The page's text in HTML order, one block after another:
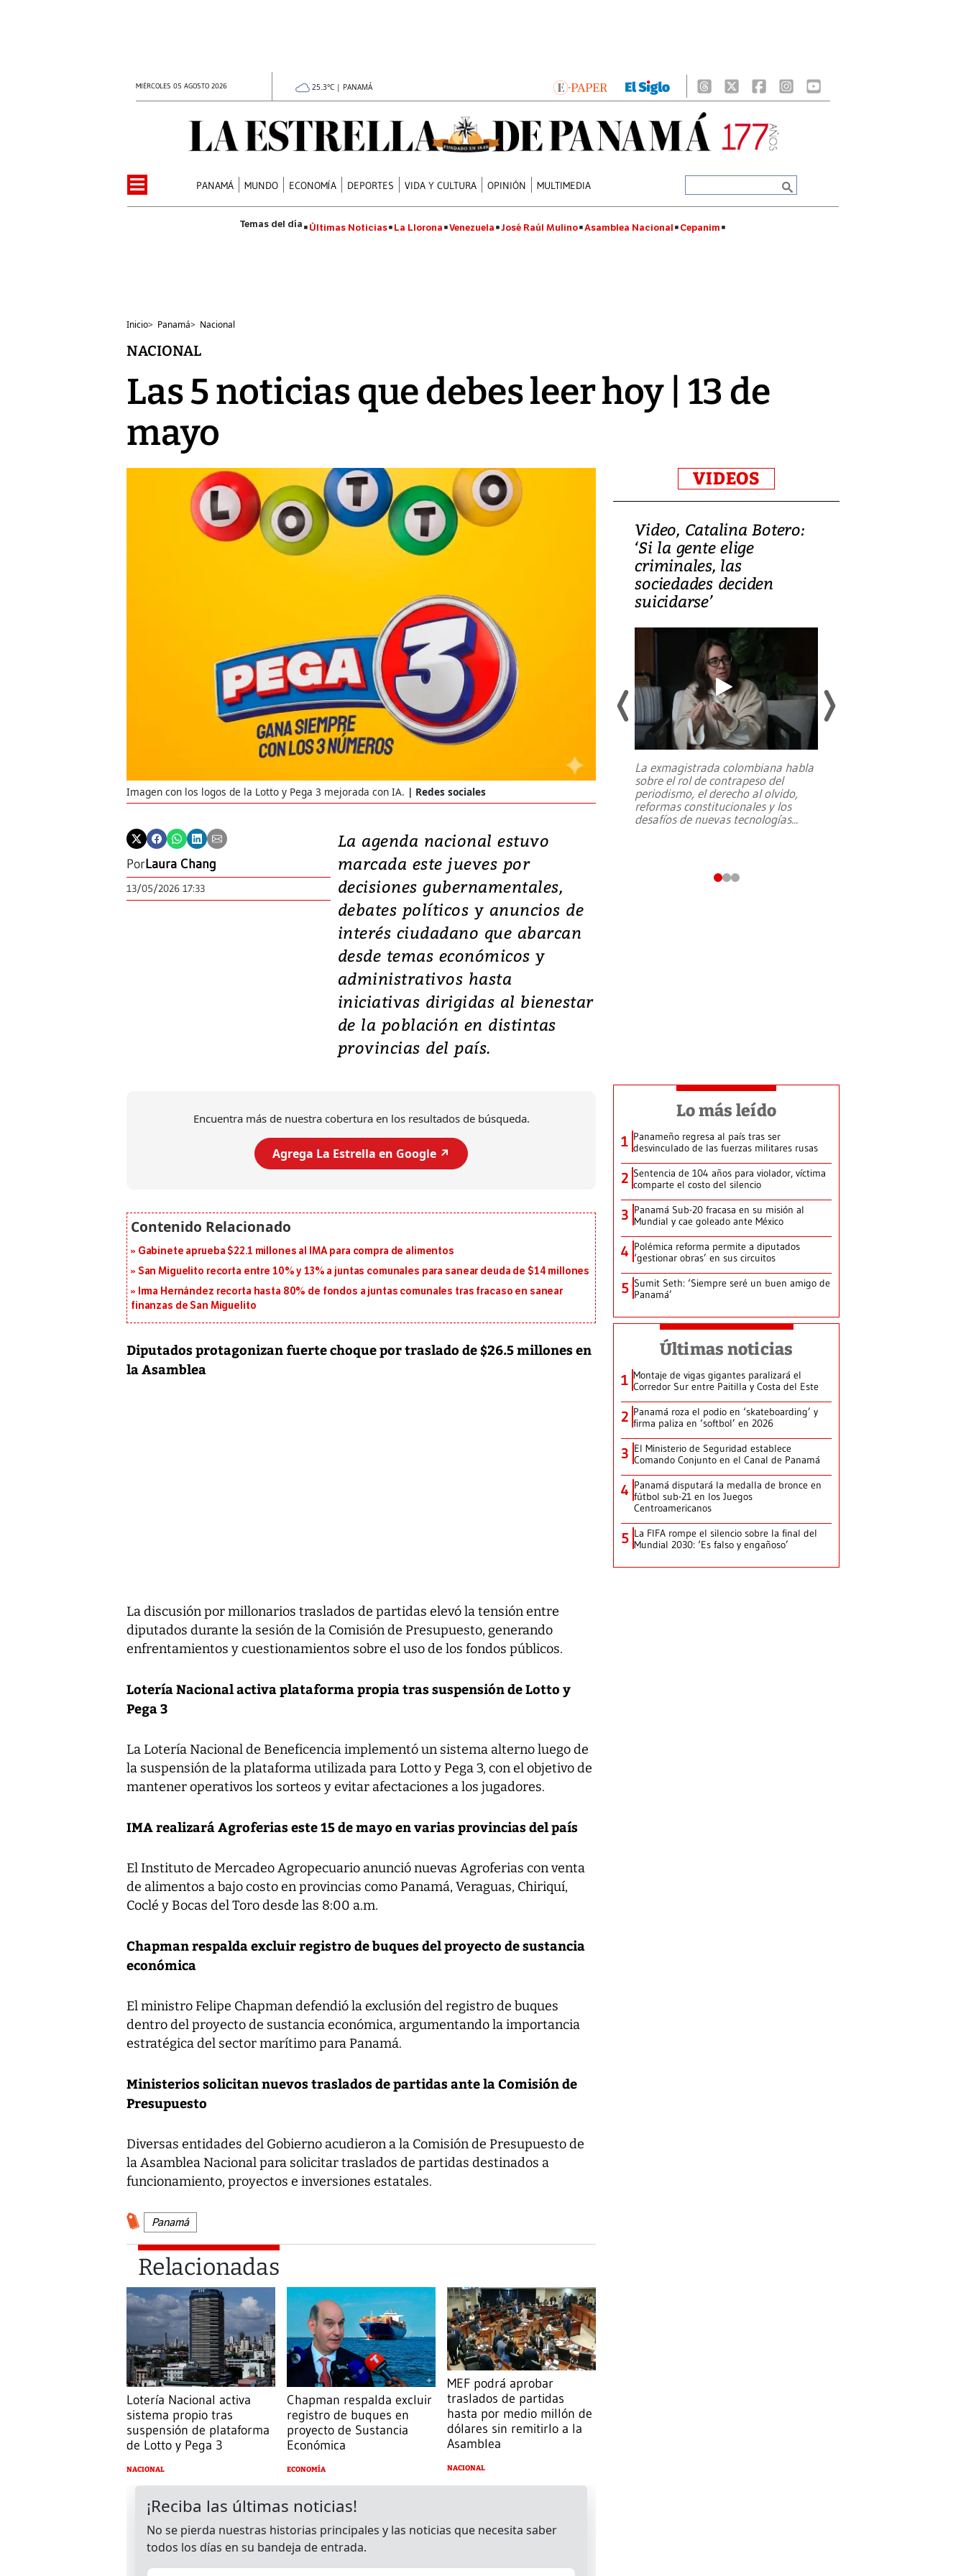
MIÉRCOLES 05 AGOSTO 2026 25.3°C | PANAMÁ
PANAMÁ MUNDO ECONOMÍA DEPORTES VIDA Y CULTURA OPINIÓN MULTIMEDIA
Últimas Noticias La Llorona Venezuela José Raúl Mulino Asamblea Nacional Cepanim
Inicio> Panamá> Nacional
NACIONAL
Las 5 noticias que debes leer hoy | 13 de
mayo
Imagen con los logos de la Lotto y Pega 3 mejorada con IA. Redes sociales
PorLaura Chang
13/05/2026 17:33
La agenda nacional estuvo
marcada este jueves por
decisiones gubernamentales,
debates políticos y anuncios de
interés ciudadano que abarcan
desde temas económicos y
administrativos hasta
iniciativas dirigidas al bienestar
de la población en distintas
provincias del país.
Encuentra más de nuestra cobertura en los resultados de búsqueda.
Agrega La Estrella en Google ↗️
Gabinete aprueba $22.1 millones al IMA para compra de alimentos
San Miguelito recorta entre 10% y 13% a juntas comunales para sanear deuda de $14 millones
Irma Hernández recorta hasta 80% de fondos a juntas comunales tras fracaso en sanear
finanzas de San Miguelito
Diputados protagonizan fuerte choque por traslado de $26.5 millones en
la Asamblea
La discusión por millonarios traslados de partidas elevó la tensión entre
diputados durante la sesión de la Comisión de Presupuesto, generando
enfrentamientos y cuestionamientos sobre el uso de los fondos públicos.
Lotería Nacional activa plataforma propia tras suspensión de Lotto y
Pega 3
La Lotería Nacional de Beneficencia implementó un sistema alterno luego de
la suspensión de la plataforma utilizada para Lotto y Pega 3, con el objetivo de
mantener operativos los sorteos y evitar afectaciones a los jugadores.
IMA realizará Agroferias este 15 de mayo en varias provincias del país
El Instituto de Mercadeo Agropecuario anunció nuevas Agroferias con venta
de alimentos a bajo costo en provincias como Panamá, Veraguas, Chiriquí,
Coclé y Bocas del Toro desde las 8:00 a.m.
Chapman respalda excluir registro de buques del proyecto de sustancia
económica
El ministro Felipe Chapman defendió la exclusión del registro de buques
dentro del proyecto de sustancia económica, argumentando la importancia
estratégica del sector marítimo para Panamá.
Ministerios solicitan nuevos traslados de partidas ante la Comisión de
Presupuesto
Diversas entidades del Gobierno acudieron a la Comisión de Presupuesto de
la Asamblea Nacional para solicitar traslados de partidas destinados a
funcionamiento, proyectos e inversiones estatales.
Panamá
Relacionadas
Lotería Nacional activa
sistema propio tras
suspensión de plataforma
de Lotto y Pega 3
NACIONAL
Chapman respalda excluir
registro de buques en
proyecto de Sustancia
Económica
ECONOMÍA
MEF podrá aprobar
traslados de partidas
hasta por medio millón de
dólares sin remitirlo a la
Asamblea
NACIONAL
VIDEOS
Video, Japón: Terremoto
deja heridos y graves
daños en Kumamoto
Un fuerte terremoto de magnitud
7,1 se registró este martes 28 de
julio en la prefectura de Kumamoto,
al sur de Japón, provocando una
emergencia de gran...
Video, Catalina Botero:
‘Si la gente elige
criminales, las
sociedades deciden
suicidarse’
La exmagistrada colombiana habla
sobre el rol de contrapeso del
periodismo, el derecho al olvido,
reformas constitucionales y los
desafíos de nuevas tecnologías...
Lo más leído
1 Panameño regresa al país tras ser
desvinculado de las fuerzas militares rusas
2 Sentencia de 104 años para violador, víctima
comparte el costo del silencio
3 Panamá Sub-20 fracasa en su misión al
Mundial y cae goleado ante México
4 Polémica reforma permite a diputados
‘gestionar obras’ en sus circuitos
5 Sumit Seth: ‘Siempre seré un buen amigo de
Panamá’
Últimas noticias
1 Montaje de vigas gigantes paralizará el
Corredor Sur entre Paitilla y Costa del Este
2 Panamá roza el podio en ‘skateboarding’ y
firma paliza en ‘softbol’ en 2026
3 El Ministerio de Seguridad establece
Comando Conjunto en el Canal de Panamá
4 Panamá disputará la medalla de bronce en
fútbol sub-21 en los Juegos
Centroamericanos
5 La FIFA rompe el silencio sobre la final del
Mundial 2030: ‘Es falso y engañoso’